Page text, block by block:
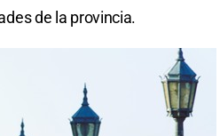
de la provincia.